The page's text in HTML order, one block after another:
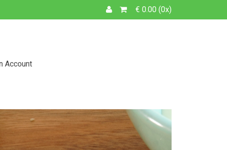
€ 0.00 (0x)
Account